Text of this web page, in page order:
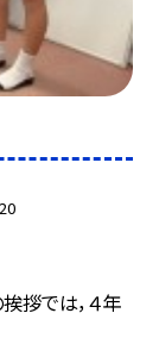
拶では，４年